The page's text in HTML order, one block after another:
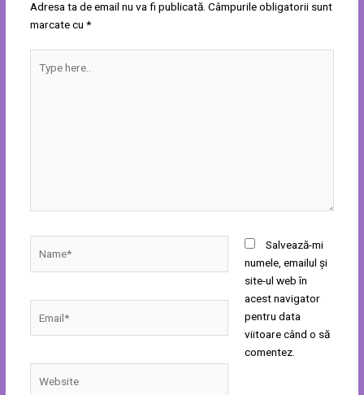
Adresa ta de email nu va fi publicată. Câmpurile obligatorii sunt
marcate cu *
here..
Salvează-mi
numele, emailul și
site-ul web în
acest navigator
pentru data
viitoare când o să
comentez.